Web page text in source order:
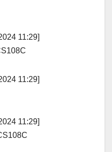
11:29]
11:29]
11:29]